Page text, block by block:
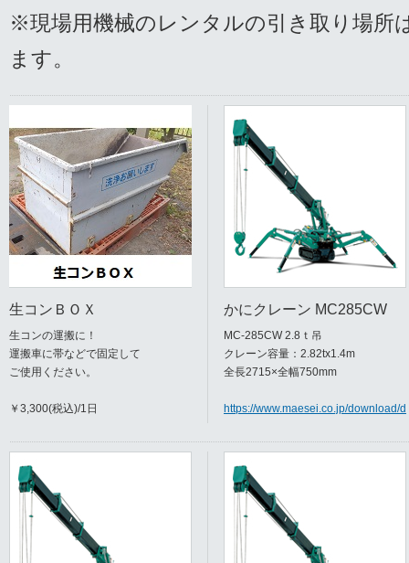
※現場用機械のレンタルの引き取り場所
ます。
生コンＢＯＸ
生コンの運搬に！
運搬車に帯などで固定して
ご使用ください。
￥3,300(税込)/1日
かにクレーン MC285CW
MC-285CW 2.8ｔ吊
クレーン容量：2.82tx1.4m
全長2715×全幅750mm
https://www.maesei.co.jp/download/